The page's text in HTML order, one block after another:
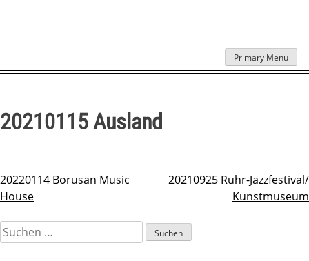
to
Primary Menu
20210115 Ausland
Beitragsnavigation
20220114 Borusan Music
House
20210925 Ruhr-Jazzfestival/
Kunstmuseum
Suchen
nach: